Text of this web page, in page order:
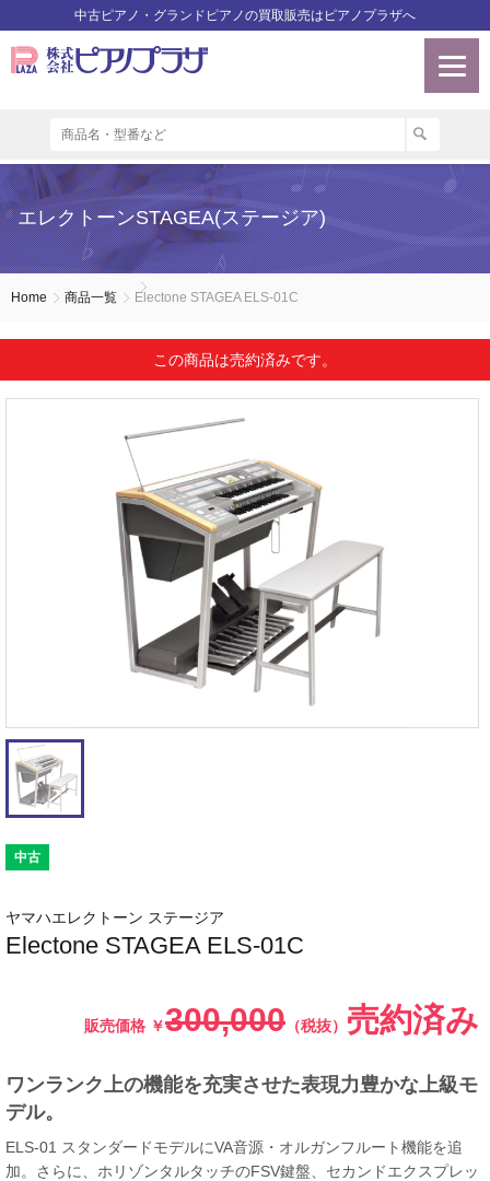
中古ピアノ・グランドピアノの買取販売はピアノプラザへ
エレクトーンSTAGEA(ステージア)
Home 商品一覧 Electone STAGEA ELS-01C
この商品は売約済みです。
中古
ヤマハエレクトーン ステージア
Electone STAGEA ELS-01C
販売価格 ￥300,000 （税抜） 売約済み
ワンランク上の機能を充実させた表現力豊かな上級モ
デル。
ELS-01 スタンダードモデルにVA音源・オルガンフルート機能を追
加。さらに、ホリゾンタルタッチのFSV鍵盤、セカンドエクスプレッ